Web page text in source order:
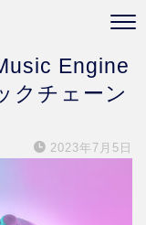
Engine
クチェーン
2023年7月5日